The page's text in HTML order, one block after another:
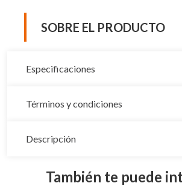
SOBRE EL PRODUCTO
Especificaciones
Términos y condiciones
Descripción
También te puede